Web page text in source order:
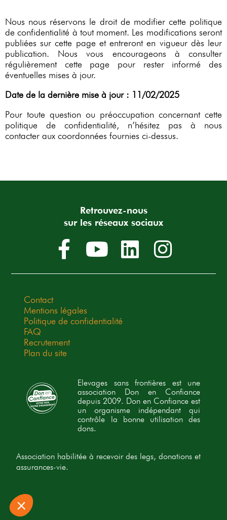
Nous nous réservons le droit de modifier cette politique
de confidentialité à tout moment. Les modifications seront
publiées sur cette page et entreront en vigueur dès leur
publication. Nous vous encourageons à consulter
régulièrement cette page pour rester informé des
éventuelles mises à jour.
Date de la dernière mise à jour : 11/02/2025
Pour toute question ou préoccupation concernant cette
politique de confidentialité, n’hésitez pas à nous
contacter aux coordonnées fournies ci-dessus.
Retrouvez-nous
sur les réseaux sociaux
Contact
Mentions légales
Politique de confidentialité
FAQ
Recrutement
Plan du site
Elevages sans frontières est une
association Don en Confiance
depuis 2009. Don en Confiance est
un organisme indépendant qui
contrôle la bonne utilisation des
dons.
Association habilitée à recevoir des legs, donations et
assurances-vie.